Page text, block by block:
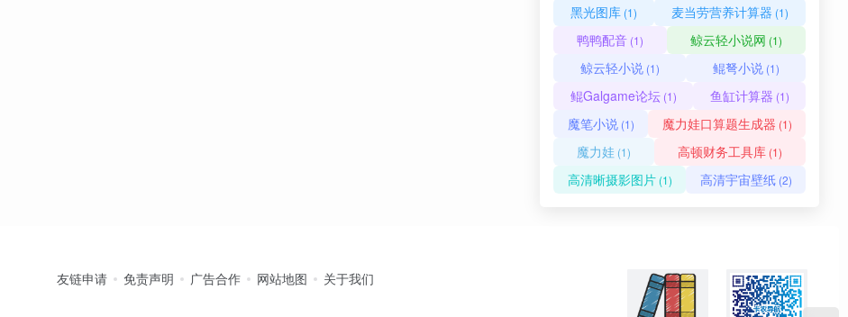
黑光图库 (1) 麦当劳营养计算器 (1)
鸭鸭配音 (1) 鲸云轻小说网 (1)
鲸云轻小说(1) 鲲弩小说(1)
鲲Galgame论坛(1) 鱼缸计算器 (1)
魔笔小说(1) 魔力娃口算题生成器 (1)
魔力娃 (1) 高顿财务工具库 (1)
高清晰摄影图片(1) 高清宇宙壁纸(2)
友链申请 免责声明 广告合作 网站地图 关于我们